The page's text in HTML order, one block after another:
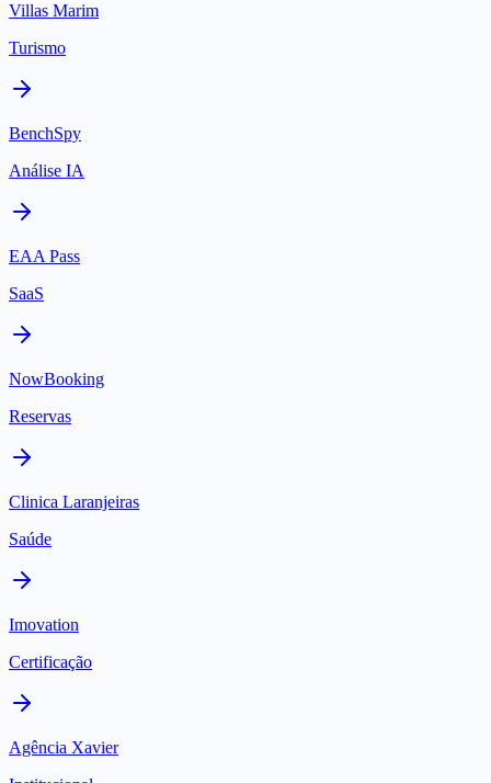
Villas Marim
Turismo
BenchSpy
Análise IA
EAA Pass
SaaS
NowBooking
Reservas
Clinica Laranjeiras
Saúde
Imovation
Certificação
Agência Xavier